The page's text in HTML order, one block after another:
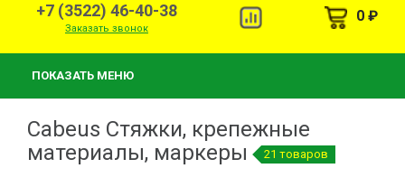
+7 (3522) 46-40-38
Заказать звонок
0 ₽
ПОКАЗАТЬ МЕНЮ
Cabeus Стяжки, крепежные
материалы, маркеры
21 товаров